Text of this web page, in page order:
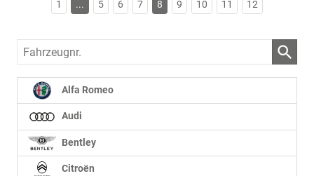
1 ... 5 6 7 8 9 10 11 12
Fahrzeugnr.
Alfa Romeo
Audi
Bentley
Citroën